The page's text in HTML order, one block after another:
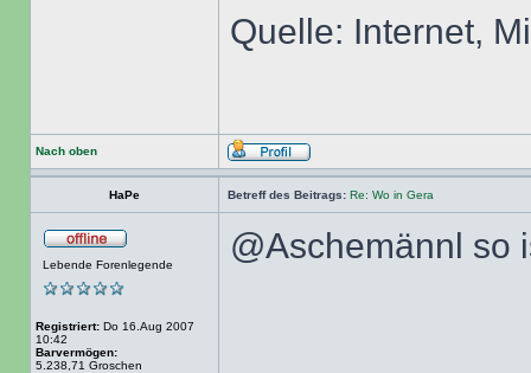
Quelle: Internet,
Nach oben
HaPe Betreff des Beitrags: Re: Wo in Gera
Lebende Forenlegende
Registriert: Do 16.Aug 2007
10:42
Barvermögen:
5.238,71 Groschen
@Aschemännl so